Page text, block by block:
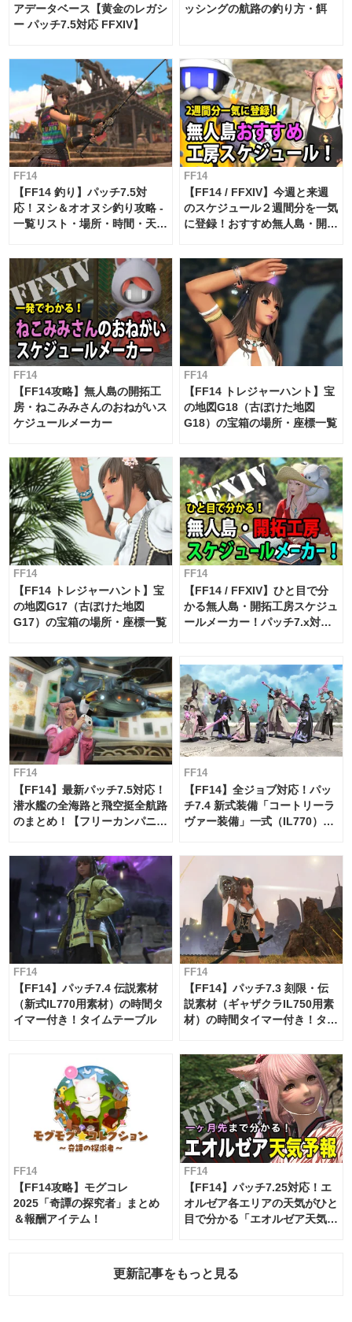
アデータベース【黄金のレガシ
ー パッチ7.5対応 FFXIV】
ッシングの航路の釣り方・餌
FF14
【FF14 釣り】パッチ7.5対
応！ヌシ＆オオヌシ釣り攻略 -
一覧リスト・場所・時間・天
FF14
【FF14 / FFXIV】今週と来週
のスケジュール２週間分を一気
に登録！おすすめ無人島・開拓
FF14
【FF14攻略】無人島の開拓工
房・ねこみみさんのおねがいス
ケジュールメーカー
FF14
【FF14 トレジャーハント】宝
の地図G18（古ぼけた地図
G18）の宝箱の場所・座標一覧
FF14
【FF14 トレジャーハント】宝
の地図G17（古ぼけた地図
G17）の宝箱の場所・座標一覧
FF14
【FF14 / FFXIV】ひと目で分
かる無人島・開拓工房スケジュ
ールメーカー！パッチ7.x対応
FF14
【FF14】最新パッチ7.5対応！
潜水艦の全海路と飛空挺全航路
のまとめ！【フリーカンパニ
FF14
【FF14】全ジョブ対応！パッ
チ7.4 新式装備「コートリーラ
ヴァー装備」一式（IL770）の
FF14
【FF14】パッチ7.4 伝説素材
（新式IL770用素材）の時間タ
イマー付き！タイムテーブル
FF14
【FF14】パッチ7.3 刻限・伝
説素材（ギャザクラIL750用素
材）の時間タイマー付き！タイ
FF14
【FF14攻略】モグコレ
2025「奇譚の探究者」まとめ
＆報酬アイテム！
FF14
【FF14】パッチ7.25対応！エ
オルゼア各エリアの天気がひと
目で分かる「エオルゼア天気予
更新記事をもっと見る